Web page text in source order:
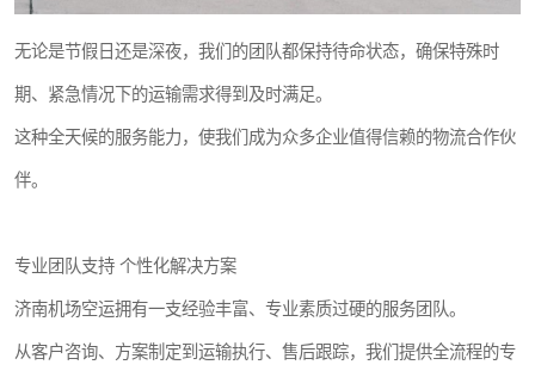
无论是节假日还是深夜，我们的团队都保持待命状态，确保特殊时
期、紧急情况下的运输需求得到及时满足。
这种全天候的服务能力，使我们成为众多企业值得信赖的物流合作伙
伴。
专业团队支持 个性化解决方案
济南机场空运拥有一支经验丰富、专业素质过硬的服务团队。
从客户咨询、方案制定到运输执行、售后跟踪，我们提供全流程的专